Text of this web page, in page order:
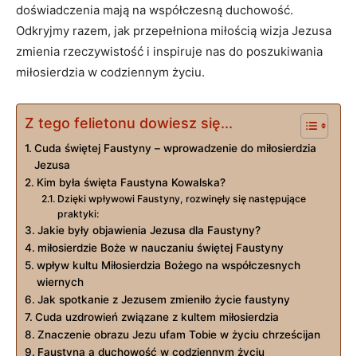
doświadczenia mają ‌na współczesną duchowość.
Odkryjmy razem, jak⁤ przepełniona miłością wizja Jezusa
zmienia rzeczywistość i ‍inspiruje nas do poszukiwania
miłosierdzia w codziennym życiu.
Z tego felietonu dowiesz się...
Cuda świętej Faustyny – wprowadzenie ‌do miłosierdzia
Jezusa
Kim była święta Faustyna Kowalska?
Dzięki‍ wpływowi Faustyny, rozwinęły się następujące
praktyki:
Jakie były objawienia Jezusa dla Faustyny?
miłosierdzie ‌Boże‌ w nauczaniu świętej Faustyny
wpływ⁢ kultu ​Miłosierdzia⁤ Bożego na współczesnych
wiernych
Jak spotkanie z Jezusem zmieniło życie faustyny
Cuda uzdrowień związane z kultem miłosierdzia
Znaczenie obrazu Jezu ufam Tobie ⁤w⁢ życiu chrześcijan
Faustyna a duchowość w codziennym życiu